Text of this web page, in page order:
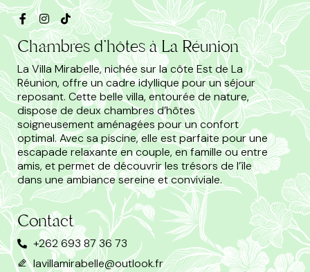
Chambres d'hôtes à La Réunion
La Villa Mirabelle, nichée sur la côte Est de La
Réunion, offre un cadre idyllique pour un séjour
reposant. Cette belle villa, entourée de nature,
dispose de deux chambres d’hôtes
soigneusement aménagées pour un confort
optimal. Avec sa piscine, elle est parfaite pour une
escapade relaxante en couple, en famille ou entre
amis, et permet de découvrir les trésors de l’île
dans une ambiance sereine et conviviale.
Contact
+262 693 87 36 73
lavillamirabelle@outlook.fr